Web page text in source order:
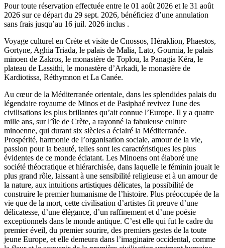
Pour toute réservation effectuée entre le 01 août 2026 et le 31 août
2026 sur ce départ du 29 sept. 2026, bénéficiez d’une annulation
sans frais jusqu’au 16 juil. 2026 inclus .
Voyage culturel en Crète et visite de Cnossos, Héraklion, Phaestos,
Gortyne, Aghia Triada, le palais de Malia, Lato, Gournia, le palais
minoen de Zakros, le monastère de Toplou, la Panagia Kéra, le
plateau de Lassithi, le monastère d’Arkadi, le monastère de
Kardiotissa, Réthymnon et La Canée.
Au cœur de la Méditerranée orientale, dans les splendides palais du
légendaire royaume de Minos et de Pasiphaé revivez l'une des
civilisations les plus brillantes qu’ait connue l’Europe. Il y a quatre
mille ans, sur l’île de Crète, a rayonné la fabuleuse culture
minoenne, qui durant six siècles a éclairé la Méditerranée.
Prospérité, harmonie de l’organisation sociale, amour de la vie,
passion pour la beauté, telles sont les caractéristiques les plus
évidentes de ce monde éclatant. Les Minoens ont élaboré une
société théocratique et hiérarchisée, dans laquelle le féminin jouait le
plus grand rôle, laissant à une sensibilité religieuse et à un amour de
la nature, aux intuitions artistiques délicates, la possibilité de
construire le premier humanisme de l’histoire. Plus préoccupée de la
vie que de la mort, cette civilisation d’artistes fit preuve d’une
délicatesse, d’une élégance, d’un raffinement et d’une poésie
exceptionnels dans le monde antique. C’est elle qui fut le cadre du
premier éveil, du premier sourire, des premiers gestes de la toute
jeune Europe, et elle demeura dans l’imaginaire occidental, comme